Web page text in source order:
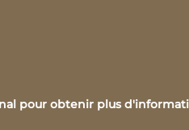
pour obtenir plus